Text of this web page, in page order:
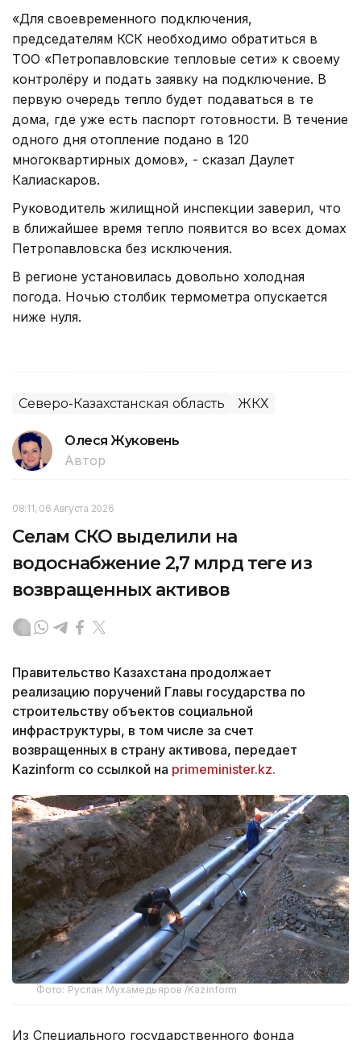
«Для своевременного подключения,
председателям КСК необходимо обратиться в
ТОО «Петропавловские тепловые сети» к своему
контролёру и подать заявку на подключение. В
первую очередь тепло будет подаваться в те
дома, где уже есть паспорт готовности. В течение
одного дня отопление подано в 120
многоквартирных домов», - сказал Даулет
Калиаскаров.
Руководитель жилищной инспекции заверил, что
в ближайшее время тепло появится во всех домах
Петропавловска без исключения.
В регионе установилась довольно холодная
погода. Ночью столбик термометра опускается
ниже нуля.
Северо-Казахстанская область ЖКХ
Олеся Жуковень
Автор
08:11, 06 Августа 2026
Селам СКО выделили на
водоснабжение 2,7 млрд теңге из
возвращенных активов
Правительство Казахстана продолжает
реализацию поручений Главы государства по
строительству объектов социальной
инфраструктуры, в том числе за счет
возвращенных в страну активова, передает
Kazinform со ссылкой на primeminister.kz.
Фото: Руслан Мухамедьяров /Kazinform
Из Специального государственного фонда